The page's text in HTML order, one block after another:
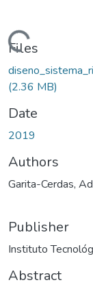
Files
(2.36 MB)
Date
2019
Authors
Garita-Cerdas,
Publisher
Instituto
Abstract